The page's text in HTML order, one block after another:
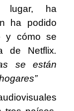
lugar, ha
ha podido
y cómo se
de Netflix.
se están